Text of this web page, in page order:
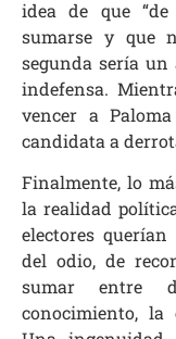
idea de que
sumarse y que
segunda sería un
indefensa.
vencer a
candidata a
Finalmente, lo
la realidad
electores
del odio, de
sumar entre
conocimiento, la